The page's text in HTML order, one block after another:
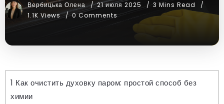
Вербицька Олена 21 июля 2025
3 Mins Read
1.1K Views
0 Comments
1 Как очистить духовку паром: простой способ без
химии